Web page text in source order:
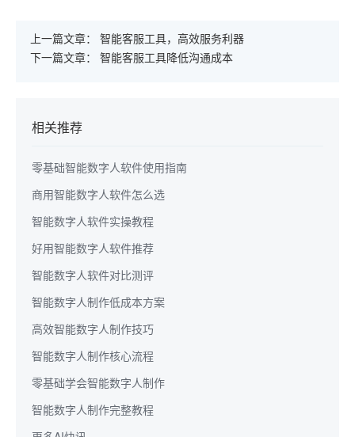
上一篇文章： 智能客服工具，高效服务利器
下一篇文章： 智能客服工具降低沟通成本
相关推荐
零基础智能数字人软件使用指南
商用智能数字人软件怎么选
智能数字人软件实操教程
好用智能数字人软件推荐
智能数字人软件对比测评
智能数字人制作低成本方案
高效智能数字人制作技巧
智能数字人制作核心流程
零基础学会智能数字人制作
智能数字人制作完整教程